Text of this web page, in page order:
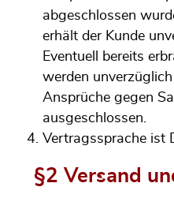
abgeschlossen
erhält der Kunde
Eventuell bereits
werden
Ansprüche gegen
ausgeschlossen.
Vertragssprache ist
§2 Versand